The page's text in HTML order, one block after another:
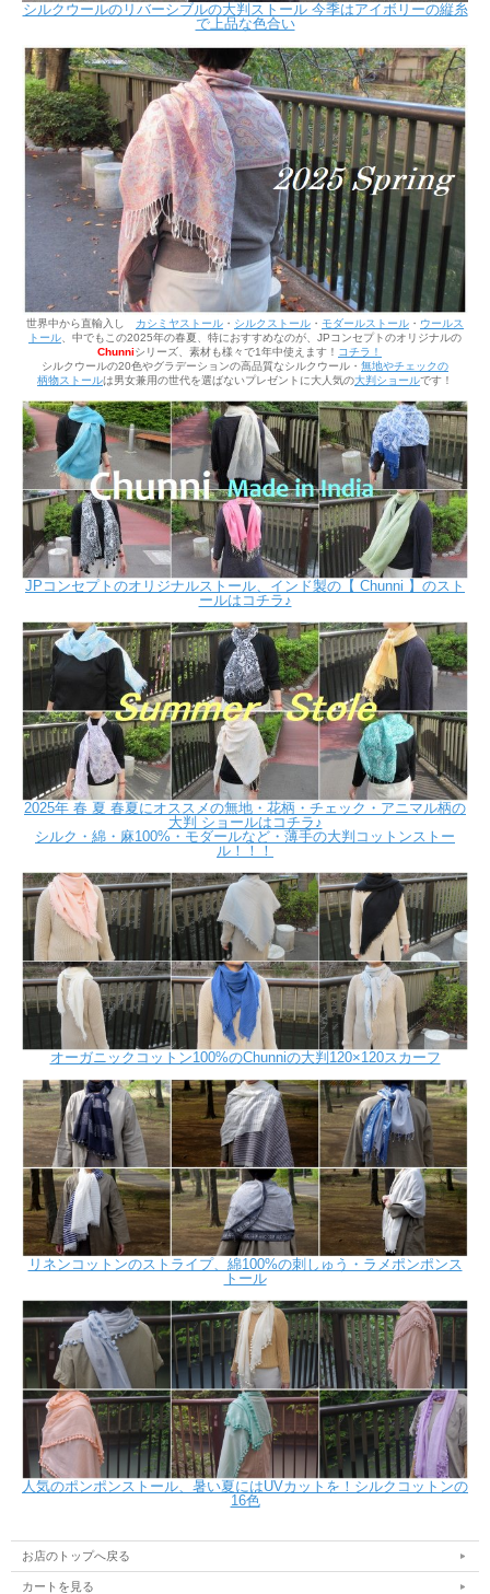
シルクウールのリバーシブルの大判ストール 今季はアイボリーの縦糸
で上品な色合い
世界中から直輸入し カシミヤストール ・ シルクストール ・ モダールストール ・ ウールス
トール 、中でもこの2025年の春夏、 特におすすめなのが、JPコンセプトのオリジナルの
Chunniシリーズ、素材も様々で1年中使えます！ コチラ！
シルクウールの20色やグラデーションの高品質なシルクウール ・ 無地やチェックの
柄物ストールは男女兼用の世代を選ばないプレゼントに大人気の大判ショールです！
JPコンセプトのオリジナルストール、インド製の【 Chunni 】のスト
ールはコチラ♪
2025年 春 夏 春夏にオススメの無地・花柄・チェック・アニマル柄の
大判 ショールはコチラ♪
シルク・綿・麻100%・モダールなど・薄手の大判コットンストー
ル！！！
オーガニックコットン100%のChunniの大判120×120スカーフ
リネンコットンのストライプ、綿100%の刺しゅう・ラメポンポンス
トール
人気のポンポンストール、暑い夏にはUVカットを！シルクコットンの
16色
お店のトップへ戻る
カートを見る